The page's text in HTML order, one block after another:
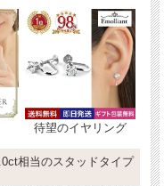
待望のイヤリング
相当のスタッドタイプ